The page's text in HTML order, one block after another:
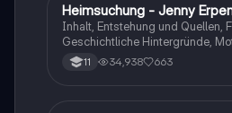
Deutsch
Heimsuchung - Jenny
Inhalt, Entstehung und Quellen,
Geschichtliche Hintergründe,
stil 11 34,938 663